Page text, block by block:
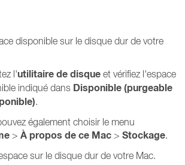
disponible sur le disque dur de votre
l'utilitairede disque et vérifiez l'espace
indiqué dans Disponible (purgeable
.
également choisir le menu
> À propos de ce Mac > Stockage.
sur le disque dur de votre Mac.